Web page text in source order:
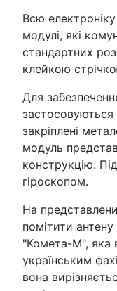
Всю
модулі, які
стандартних
клейкою
Для
застосовуються
закріплені
модуль
конструкцію.
гіроскопом.
На
помітити антену
"Комета-М", яка
українським
вона